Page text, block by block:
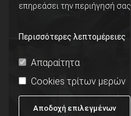
επηρεάσει την περιήγησή
Περισσότερες λεπτομέρειες
Απαραίτητα
Cookies τρίτων μερών
Αποδοχή επιλεγμένων